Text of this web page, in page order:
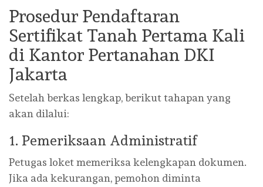
Prosedur Pendaftaran
Sertifikat Tanah Pertama Kali
di Kantor Pertanahan DKI
Jakarta
Setelah berkas lengkap, berikut tahapan yang
akan dilalui:
1. Pemeriksaan Administratif
Petugas loket memeriksa kelengkapan dokumen.
Jika ada kekurangan, pemohon diminta